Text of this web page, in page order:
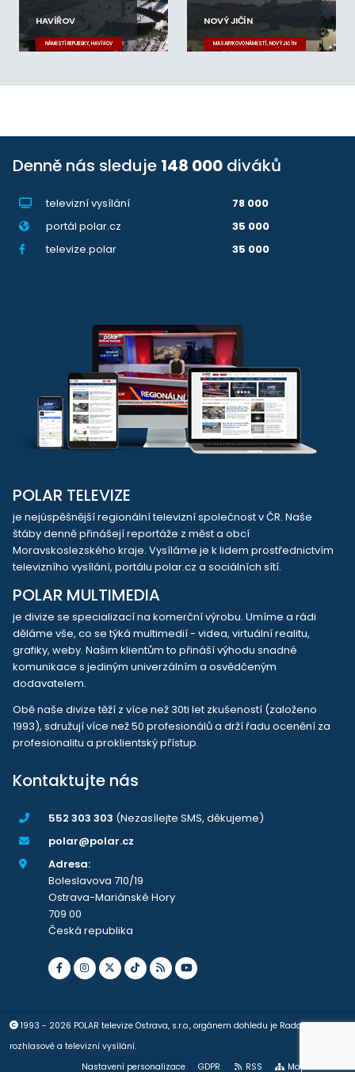
HAVÍŘOV
NÁMĚSTÍ REPUBLIKY, HAVÍŘOV
NOVÝ JIČÍN
MASARYKOVO NÁMĚSTÍ, NOVÝ JIČÍN
Denně nás sleduje 148 000 diváků
televizní vysílání
78 000
portál polar.cz
35 000
televize.polar
35 000
POLAR TELEVIZE
je nejúspěšnější regionální televizní společnost v ČR. Naše
štáby denně přinášejí reportáže z měst a obcí
Moravskoslezského kraje. Vysíláme je k lidem prostřednictvím
televizního vysílání, portálu polar.cz a sociálních sítí.
POLAR MULTIMEDIA
je divize se specializací na komerční výrobu. Umíme a rádi
děláme vše, co se týká multimedií - videa, virtuální realitu,
grafiky, weby. Našim klientům to přináší výhodu snadné
komunikace s jediným univerzálním a osvědčeným
dodavatelem.
Obě naše divize těží z více než 30ti let zkušeností (založeno
1993), sdružují více než 50 profesionálů a drží řadu ocenění za
profesionalitu a proklientský přístup.
Kontaktujte nás
552 303 303 (Nezasílejte SMS, děkujeme)
polar@polar.cz
Adresa:
Boleslavova 710/19
Ostrava-Mariánské Hory
709 00
Česká republika
1993 - 2026 POLAR televize Ostrava, s.r.o., orgánem dohledu je Rada pro
rozhlasové a televizní vysílání.
Nastavení personalizace
GDPR RSS Mapa stránek